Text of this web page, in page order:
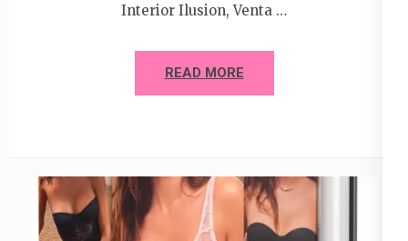
Interior Ilusion, Venta …
READ MORE